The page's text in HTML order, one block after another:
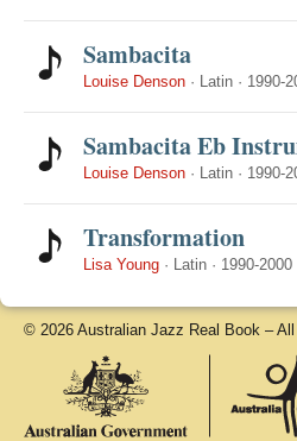
Sambacita
Louise Denson · Latin · 1990-
Sambacita Eb
Louise Denson · Latin · 1990-
Transformation
Lisa Young · Latin · 1990-2000
© 2026 Australian Jazz Real Book –